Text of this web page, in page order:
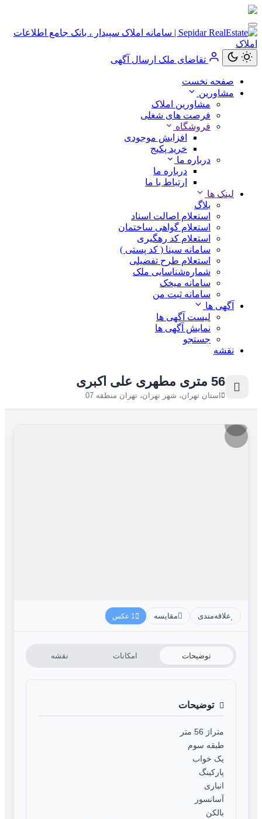
تقاضای ملک ارسال آگهی
صفحه نخست
مشاورین
مشاورین املاک
فرصت های شغلی
فروشگاه
افزایش موجودی
خرید پکیج
درباره ما
درباره ما
ارتباط با ما
لینک ها
بلاگ
استعلام اصالت اسناد
استعلام گواهی ساختمان
استعلام کد رهگیری
سامانه سینا ( کد پستی )
استعلام طرح تفضیلی
شماره‌شناسایی ملک
سامانه میخک
سامانه ثبت من
آگهی ها
لیست آگهی ها
نمایش آگهی ها
جستجو
نقشه
56 متری مطهری علی اکبری
استان تهران، شهر تهران، تهران منطقه 07
علاقه‌مندی مقایسه 1 عکس
توضیحات امکانات نقشه
توضیحات
متراژ 56 متر
طبقه سوم
یک خواب
پارکینگ
انباری
آسانسور
بالکن
مهمان
ورود
به
ورود